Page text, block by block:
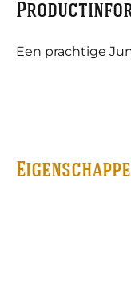
Een prachtige